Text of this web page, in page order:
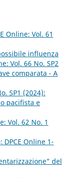
Online: Vol. 61
influenza
Vol. 66 No. SP2
comparata - A
SP1 (2024):
pacifista e
Vol. 62 No. 1
DPCE Online 1-
del